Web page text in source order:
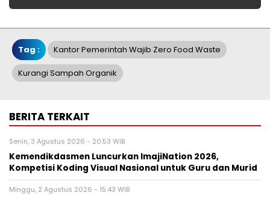
Tag : Kantor Pemerintah Wajib Zero Food Waste
Kurangi Sampah Organik
BERITA TERKAIT
Senin, 3 Agustus 2026 - 20:53 WIB
Kemendikdasmen Luncurkan ImajiNation 2026,
Kompetisi Koding Visual Nasional untuk Guru dan Murid
Minggu, 2 Agustus 2026 - 15:43 WIB